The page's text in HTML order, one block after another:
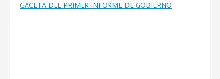
GACETA DEL PRIMER INFORME DE GOBIERNO